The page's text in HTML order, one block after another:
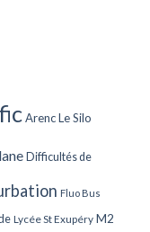
Arenc Le Silo
Difficultés de
Fluo Bus
Lycée St Exupéry M2